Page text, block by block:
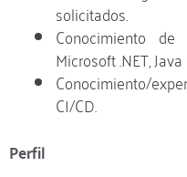
solicitados.
Conocimiento
Microsoft .NET,
Conocimiento/
CI/CD.
Perfil